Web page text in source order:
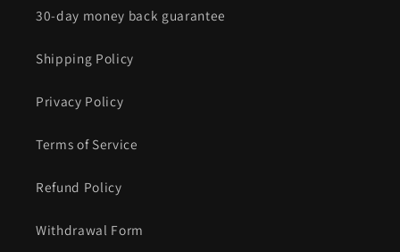
30-day money back guarantee
Shipping Policy
Privacy Policy
Terms of Service
Refund Policy
Withdrawal Form